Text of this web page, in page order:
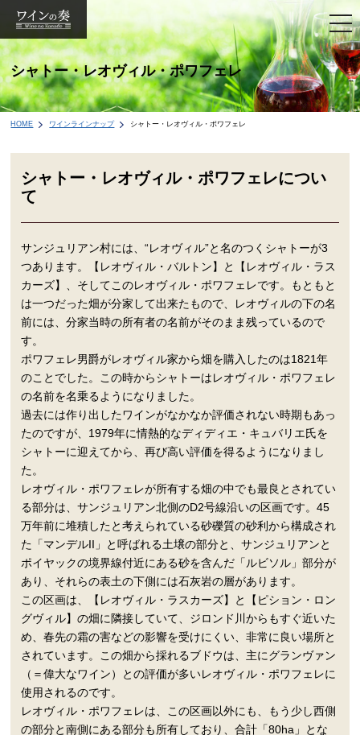
シャトー・レオヴィル・ポワフェレ
HOME ワインラインナップ シャトー・レオヴィル・ポワフェレ
シャトー・レオヴィル・ポワフェレについ
て
サンジュリアン村には、“レオヴィル”と名のつくシャトーが3
つあります。【レオヴィル・バルトン】と【レオヴィル・ラス
カーズ】、そしてこのレオヴィル・ポワフェレです。もともと
は一つだった畑が分家して出来たもので、レオヴィルの下の名
前には、分家当時の所有者の名前がそのまま残っているので
す。
ポワフェレ男爵がレオヴィル家から畑を購入したのは1821年
のことでした。この時からシャトーはレオヴィル・ポワフェレ
の名前を名乗るようになりました。
過去には作り出したワインがなかなか評価されない時期もあっ
たのですが、1979年に情熱的なディディエ・キュバリエ氏を
シャトーに迎えてから、再び高い評価を得るようになりまし
た。
レオヴィル・ポワフェレが所有する畑の中でも最良とされてい
る部分は、サンジュリアン北側のD2号線沿いの区画です。45
万年前に堆積したと考えられている砂礫質の砂利から構成され
た「マンデルII」と呼ばれる土壌の部分と、サンジュリアンと
ポイヤックの境界線付近にある砂を含んだ「ルビソル」部分が
あり、それらの表土の下側には石灰岩の層があります。
この区画は、【レオヴィル・ラスカーズ】と【ピション・ロン
グヴィル】の畑に隣接していて、ジロンド川からもすぐ近いた
め、春先の霜の害などの影響を受けにくい、非常に良い場所と
されています。この畑から採れるブドウは、主にグランヴァン
（＝偉大なワイン）との評価が多いレオヴィル・ポワフェレに
使用されるのです。
レオヴィル・ポワフェレは、この区画以外にも、もう少し西側
の部分と南側にある部分も所有しており、合計「80ha」とな